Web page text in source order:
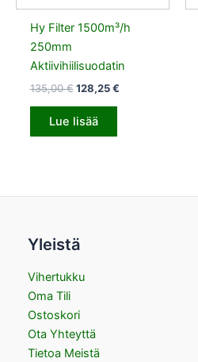
Hy Filter 1500m³/h
250mm
Aktiivihiilisuodatin
135,00€ 128,25€
Lue lisää
Yleistä
Vihertukku
Oma Tili
Ostoskori
Ota Yhteyttä
Tietoa Meistä